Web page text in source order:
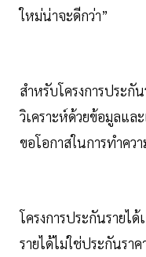
ใหม่น่าจะดีกว่า”
สำหรับโครงการประกั
วิเคราะห์ด้วยข้อมูลแล
ขอโอกาสในการทำควา
โครงการประกันรายไ
รายได้ไม่ใช่ประกันรา